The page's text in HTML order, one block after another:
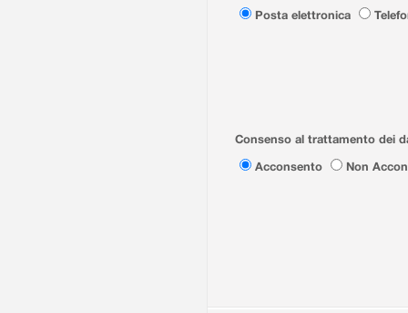
Posta elettronica
Consenso al trattamento dei
Acconsento
Non